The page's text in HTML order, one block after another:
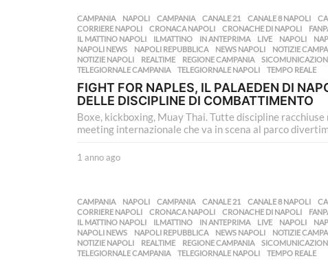
n
o
a
g
o
CAMPANIA ,NAPOLI CAMPANIA ,CANALE 21 ,CANALE 8 NAPOLI ,
CORRIERE NAPOLI
,CRONACA NAPOLI ,CRONACHE DI NAPOLI ,
IL MATTINO NAPOLI
,ILMATTINO ,IN ANTEPRIMA ,LIVE ,NAPOLI ,
NAPOLI NEWS
,NAPOLI REPUBBLICA ,NEWS NAPOLI ,NOTIZIE
NOTIZIE NAPOLI
,REALTIME ,REGIONE CAMPANIA ,
TELEGIORNALE CAMPANIA
,TELEGIORNALE NAPOLI ,TEMPO REALE
FIGHT FOR NAPLES, IL PALAEDEN DI
DELLE DISCIPLINE DI COMBATTIMENTO
Boxe, kickboxing, Muay Thai. Tutte discipline racchiuse
meeting internazionale che va in scena al parco
1 anno ago
n
o
a
g
o
CAMPANIA ,NAPOLI CAMPANIA ,CANALE 21 ,CANALE 8 NAPOLI ,
CORRIERE NAPOLI
,CRONACA NAPOLI ,CRONACHE DI NAPOLI ,
IL MATTINO NAPOLI
,ILMATTINO ,IN ANTEPRIMA ,LIVE ,NAPOLI ,
NAPOLI NEWS
,NAPOLI REPUBBLICA ,NEWS NAPOLI ,NOTIZIE
NOTIZIE NAPOLI
,REALTIME ,REGIONE CAMPANIA ,
TELEGIORNALE CAMPANIA
,TELEGIORNALE NAPOLI ,TEMPO REALE